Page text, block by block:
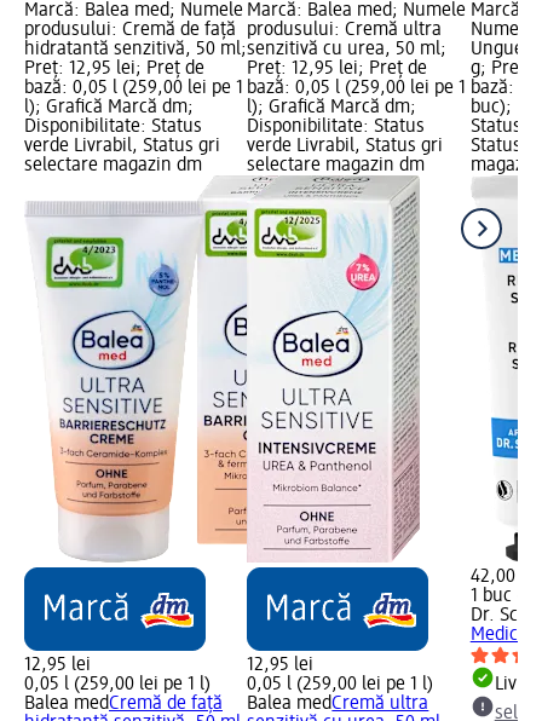
Marcă: Balea med; Numele
produsului: Cremă de față
hidratantă senzitivă, 50 ml;
Preț: 12,95 lei; Preț de
bază: 0,05 l (259,00 lei pe 1
l); Grafică Marcă dm;
Disponibilitate: Status
verde Livrabil, Status gri
selectare magazin dm
12,95 lei
0,05 l (259,00 lei pe 1 l)
Balea medCremă de față
Marcă: Balea med; Numele
produsului: Cremă ultra
senzitivă cu urea, 50 ml;
Preț: 12,95 lei; Preț de
bază: 0,05 l (259,00 lei pe 1
l); Grafică Marcă dm;
Disponibilitate: Status
verde Livrabil, Status gri
selectare magazin dm
12,95 lei
0,05 l (259,00 lei pe 1 l)
Balea medCremă ultra
Marcă:
Numele
g; Preț:
bază: 1
buc);
Status
Status
42,00 lei
1 buc
Dr.
Medical